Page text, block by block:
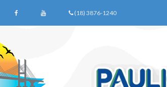
(18) 3876-1240